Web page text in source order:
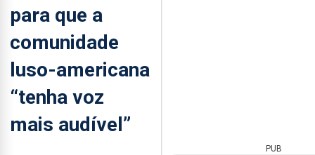
para que a
comunidade
luso-americana
“tenha voz
mais audível”
PUB